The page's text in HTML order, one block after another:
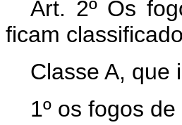
Art. 2º Os
ficam
Classe A, que
1º os fogos